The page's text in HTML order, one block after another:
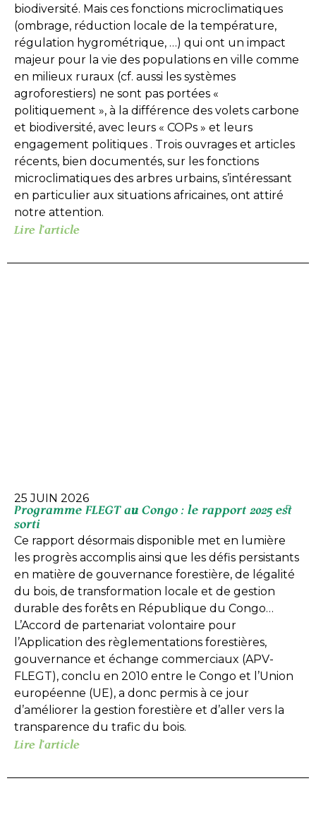
biodiversité. Mais ces fonctions microclimatiques
(ombrage, réduction locale de la température,
régulation hygrométrique, …) qui ont un impact
majeur pour la vie des populations en ville comme
en milieux ruraux (cf. aussi les systèmes
agroforestiers) ne sont pas portées «
politiquement », à la différence des volets carbone
et biodiversité, avec leurs « COPs » et leurs
engagement politiques . Trois ouvrages et articles
récents, bien documentés, sur les fonctions
microclimatiques des arbres urbains, s’intéressant
en particulier aux situations africaines, ont attiré
notre attention.
Lire l'article
25 JUIN 2026
Programme FLEGT au Congo : le rapport 2025 est
sorti
Ce rapport désormais disponible met en lumière
les progrès accomplis ainsi que les défis persistants
en matière de gouvernance forestière, de légalité
du bois, de transformation locale et de gestion
durable des forêts en République du Congo…
L’Accord de partenariat volontaire pour
l’Application des règlementations forestières,
gouvernance et échange commerciaux (APV-
FLEGT), conclu en 2010 entre le Congo et l’Union
européenne (UE), a donc permis à ce jour
d’améliorer la gestion forestière et d’aller vers la
transparence du trafic du bois.
Lire l'article